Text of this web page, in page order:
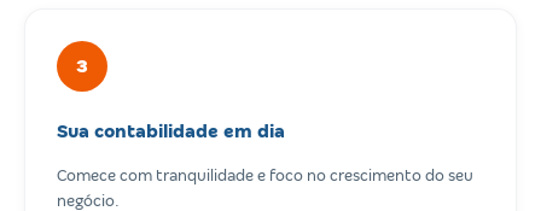
3
Sua contabilidade em dia
Comece com tranquilidade e foco no crescimento do seu
negócio.